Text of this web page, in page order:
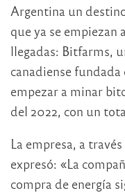
Argentina un
que ya se empiezan
llegadas: Bitfarms,
canadiense fundada
empezar a minar
del 2022, con un
La empresa, a
expresó: «La
compra de energía